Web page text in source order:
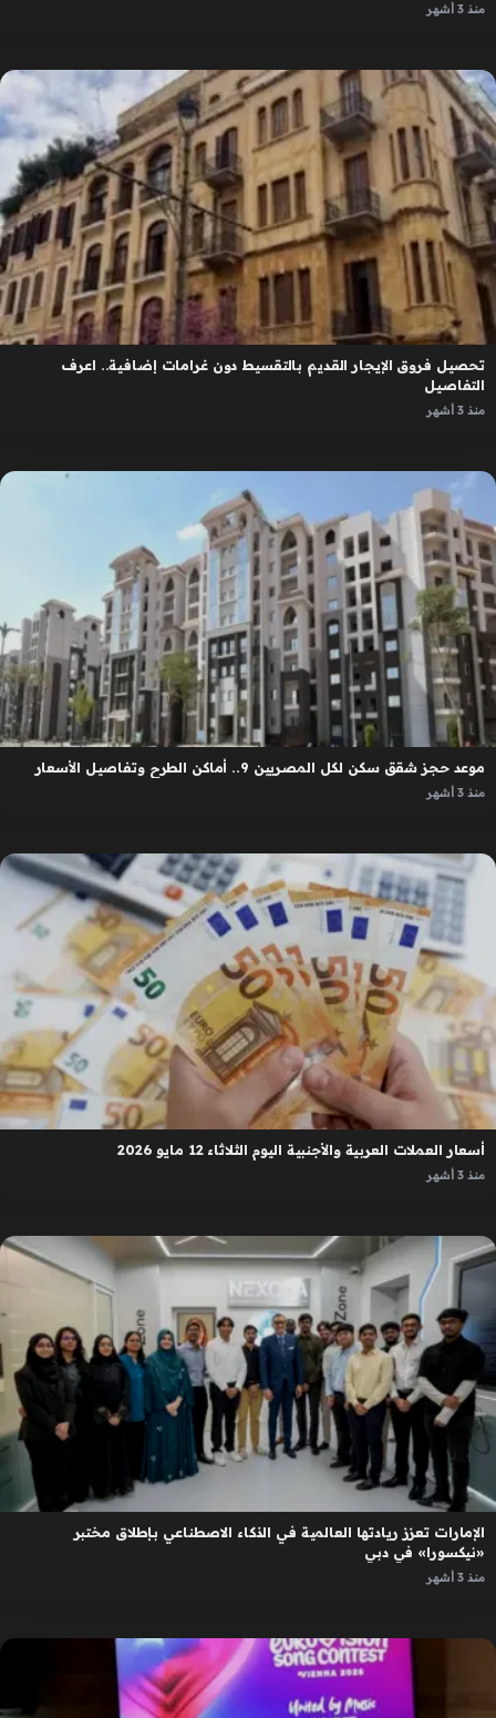
منذ 3 أشهر
تحصيل فروق الإيجار القديم بالتقسيط دون غرامات إضافية.. اعرف
التفاصيل
منذ 3 أشهر
موعد حجز شقق سكن لكل المصريين 9.. أماكن الطرح وتفاصيل الأسعار
منذ 3 أشهر
أسعار العملات العربية والأجنبية اليوم الثلاثاء 12 مايو 2026
منذ 3 أشهر
الإمارات تعزز ريادتها العالمية في الذكاء الاصطناعي بإطلاق مختبر
«نيكسورا» في دبي
منذ 3 أشهر